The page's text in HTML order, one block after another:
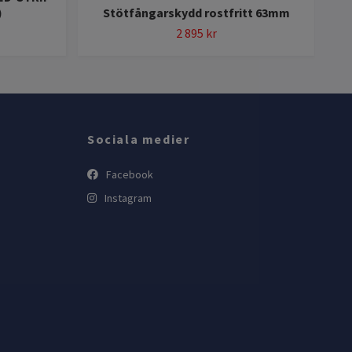
Stötfångarskydd rostfritt 63mm
2 895 kr
Sociala medier
Facebook
Instagram